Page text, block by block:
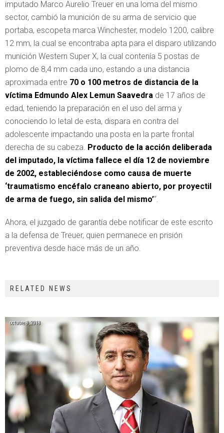
imputado Marco Aurelio Treuer en una loma del mismo
sector, cambió la munición de su arma de servicio que
portaba, escopeta marca Winchester, modelo 1200, calibre
12 mm, la cual se encontraba apta para el disparo utilizando
munición Western Super X, la cual contenía 5 postas de
plomo de 8,4 mm cada uno, estando a una distancia
aproximada entre 70 o 100 metros de distancia de la
víctima Edmundo Alex Lemun Saavedra de 17 años de
edad, teniendo la preparación en el uso del arma y
conociendo lo letal de esta, dispara en contra del
adolescente impactando una posta en la parte frontal
derecha de su cabeza. Producto de la acción deliberada
del imputado, la víctima fallece el día 12 de noviembre
de 2002, estableciéndose como causa de muerte
‘traumatismo encéfalo craneano abierto, por proyectil
de arma de fuego, sin salida del mismo’“.
Ahora, el juzgado de garantía debe notificar de este escrito
a la defensa de Treuer, quien permanece en prisión
preventiva desde hace más de un año.
RELATED NEWS
octubre 8, 2018